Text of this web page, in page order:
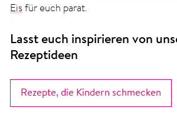
Eis für euch parat.
Lasst euch inspirieren von
Rezeptideen
Rezepte, die Kindern schmecken